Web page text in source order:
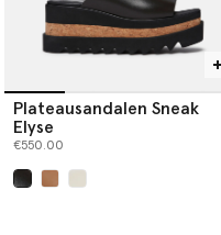
Plateausandalen Sneak
Elyse
€550.00